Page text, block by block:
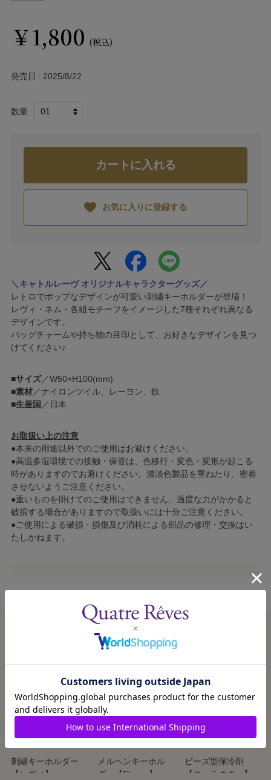
￥1,800 (税込)
発売日 2025/8/22
数量
カートに入れる
お気に入りに登録する
＼キャトルレーヴ オリジナルキャラクターグッズ／
レトロでポップなデザインが可愛い刺繍キーホルダーが登場！
レヴィ・ネム・各組モチーフをイメージした7種それぞれ異なる
デザインです。
バッグチャームや持ち物の目印として、お好きなデザインを見つ
けてください♪
■サイズ／W50×H100(mm)
■素材／ナイロンツイル、レーヨン、鉄
■生産国 ／日本
お取扱い上の注意
●本来の用途以外でのご使用はお避けください。
●高温多湿環境での接触・保管は、色移行・変色・変形が起こる
時がありますのでお避けください。濃淡色製品を重ねたり、密着
させないようご注意ください。
●重いものを掛けてのご使用はできません。過度な力がかかると
破損する場合がありますので取扱いには十分ご注意ください。
●ご使用による破損・損傷及び消耗による部品の修理・交換はい
たしかねます。
この商品を見た人はこんな商品も見ています
刺繍キーホルダー
【レヴィ】
メルヘンキーホル
ダー【Flower】
ビーズ型保冷剤
【キャラクター】